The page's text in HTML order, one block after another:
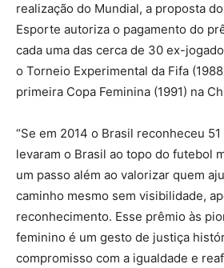
realização do Mundial, a proposta
Esporte autoriza o pagamento do
cada uma das cerca de 30 ex-
o Torneio Experimental da Fifa
primeira Copa Feminina (1991) na
“Se em 2014 o Brasil reconheceu
levaram o Brasil ao topo do futebol
um passo além ao valorizar quem
caminho mesmo sem visibilidade,
reconhecimento. Esse prêmio às
feminino é um gesto de justiça
compromisso com a igualdade e